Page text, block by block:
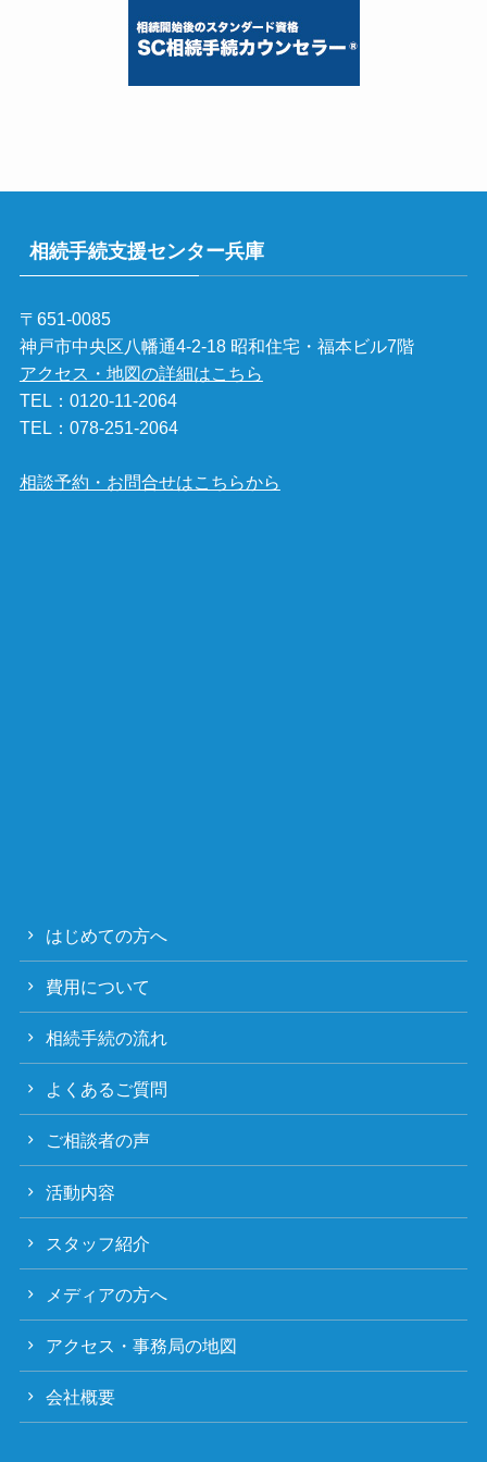
相続手続支援センター兵庫
〒651-0085
神戸市中央区八幡通4-2-18 昭和住宅・福本ビル7階
アクセス・地図の詳細はこちら
TEL： 0120-11-2064
TEL： 078-251-2064
相談予約・お問合せはこちらから
はじめての方へ
費用について
相続手続の流れ
よくあるご質問
ご相談者の声
活動内容
スタッフ紹介
メディアの方へ
アクセス・事務局の地図
会社概要